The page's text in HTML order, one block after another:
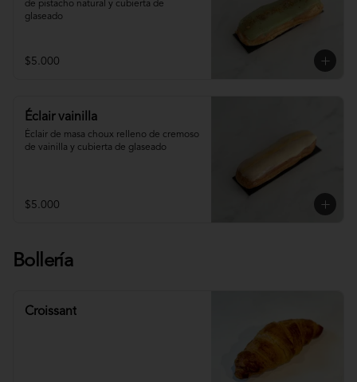
de pistacho natural y cubierta de
glaseado
$5.000
Éclair vainilla
Éclair de masa choux relleno de cremoso
de vainilla y cubierta de glaseado
$5.000
Bollería
Croissant